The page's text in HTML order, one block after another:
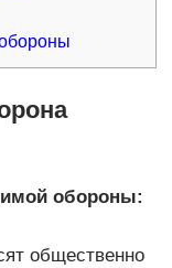
обороны:
общественно